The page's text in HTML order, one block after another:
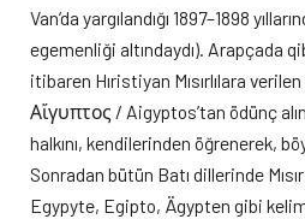
Van’da yargılandığı 1897–1898
egemenliği altındaydı). Arapçada
itibaren Hıristiyan Mısırlılara
Αἴγυπτος / Aigyptos’tan ödünç
halkını, kendilerinden öğrenerek,
Sonradan bütün Batı dillerinde
Egypyte, Egipto, Ägypten gibi